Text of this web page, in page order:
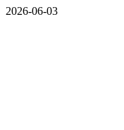
2026-06-03